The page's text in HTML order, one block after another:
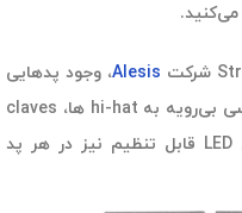
می‌کنید.
Alesis، وجود پدهایی
است که در پشت آن قرار دارد که دسترسی بی‌رویه به hi-hat ها، claves
و سایر موارد را فراهم میکند. لامپ‌های LED قابل تنظیم نیز در هر پد